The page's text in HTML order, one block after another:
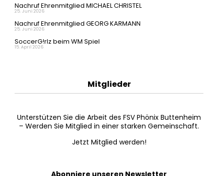
Nachruf Ehrenmitglied MICHAEL CHRISTEL
25. Juni 2026
Nachruf Ehrenmitglied GEORG KARMANN
25. Juni 2026
SoccerG!rlz beim WM Spiel
15. April 2026
Mitglieder
Unterstützen Sie die Arbeit des FSV Phönix Buttenheim
– Werden Sie Mitglied in einer starken Gemeinschaft.
Jetzt Mitglied werden!